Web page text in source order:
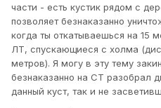
части - есть кустик рядом с
позволяет безнаказанно
когда ты откатываешься на 15
ЛТ, спускающиеся с холма
метров). Я могу в эту тему
безнаказанно на СТ разобрал
данный куст, так и не